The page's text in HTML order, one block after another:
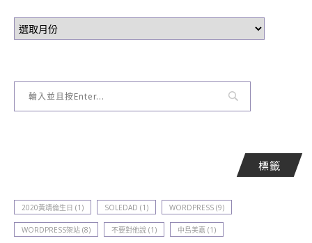
標籤
2020黃靖倫生日 (1) SOLEDAD (1) WORDPRESS (9)
WORDPRESS架站 (8) 不要對他說 (1) 中島美嘉 (1)